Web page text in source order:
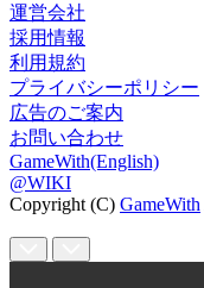
運営会社
採用情報
利用規約
プライバシーポリシー
広告のご案内
お問い合わせ
GameWith(English)
@WIKI
Copyright (C) GameWith